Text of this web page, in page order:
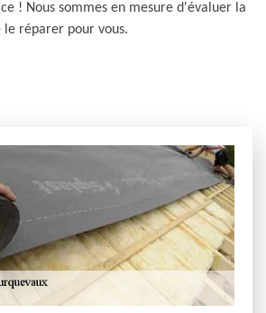
! Nous sommes en mesure d'évaluer la
réparer pour vous.